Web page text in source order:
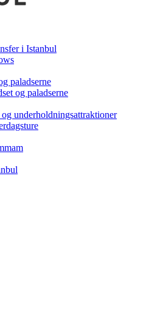
i Istanbul
paladserne
og paladserne
underholdningsattraktioner